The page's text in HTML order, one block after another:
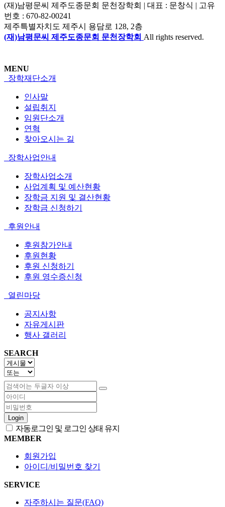
(재)남평문씨 제주도종문회 문천장학회 | 대표 : 문창식 | 고유
번호 : 670-82-00241
제주특별자치도 제주시 용담로 128, 2층
(재)남평문씨 제주도종문회 문천장학회 All rights reserved.
MENU
장학재단소개
인사말
설립취지
임원단소개
연혁
찾아오시는 길
장학사업안내
장학사업소개
사업계획 및 예산현황
장학금 지원 및 결산현황
장학금 신청하기
후원안내
후원참가안내
후원현황
후원 신청하기
후원 영수증신청
열린마당
공지사항
자유게시판
행사 갤러리
SEARCH
Login
자동로그인 및 로그인 상태 유지
MEMBER
회원가입
아이디/비밀번호 찾기
SERVICE
자주하시는 질문(FAQ)